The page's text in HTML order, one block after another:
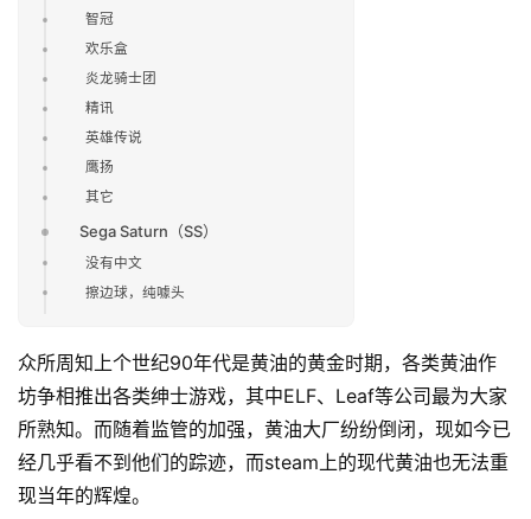
智冠
欢乐盒
炎龙骑士团
精讯
英雄传说
鹰扬
其它
Sega Saturn（SS）
没有中文
擦边球，纯噱头
众所周知上个世纪90年代是黄油的黄金时期，各类黄油作
坊争相推出各类绅士游戏，其中ELF、Leaf等公司最为大家
所熟知。而随着监管的加强，黄油大厂纷纷倒闭，现如今已
经几乎看不到他们的踪迹，而steam上的现代黄油也无法重
现当年的辉煌。